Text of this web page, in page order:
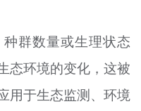
群数量或生理状态
态环境的变化，这被
用于生态监测、环境